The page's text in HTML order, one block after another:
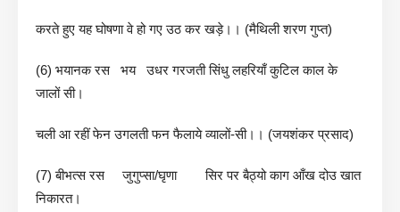
करते हुए यह घोषणा वे हो गए उठ कर खड़े।। (मैथिली शरण गुप्त)
(6) भयानक रस भय उधर गरजती सिंधु लहरियाँ कुटिल काल के
जालों सी।
चली आ रहीं फेन उगलती फन फैलाये व्यालों-सी।। (जयशंकर प्रसाद)
(7) बीभत्स रस जुगुप्सा/घृणा सिर पर बैठ्यो काग आँख दोउ खात
निकारत।